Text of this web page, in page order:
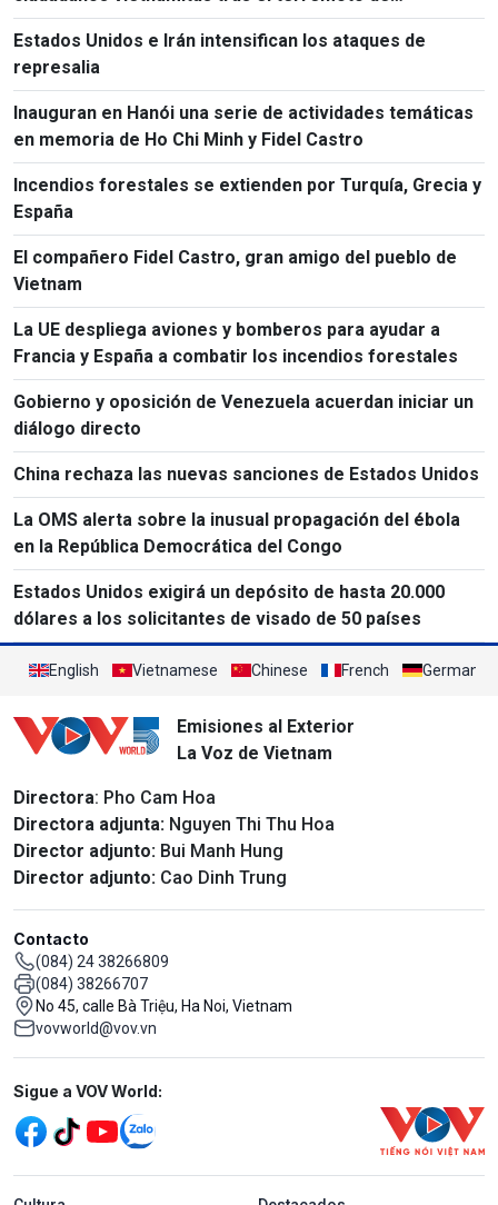
Kumamoto
Estados Unidos e Irán intensifican los ataques de
represalia
Inauguran en Hanói una serie de actividades temáticas
en memoria de Ho Chi Minh y Fidel Castro
Incendios forestales se extienden por Turquía, Grecia y
España
El compañero Fidel Castro, gran amigo del pueblo de
Vietnam
La UE despliega aviones y bomberos para ayudar a
Francia y España a combatir los incendios forestales
Gobierno y oposición de Venezuela acuerdan iniciar un
diálogo directo
China rechaza las nuevas sanciones de Estados Unidos
La OMS alerta sobre la inusual propagación del ébola
en la República Democrática del Congo
Estados Unidos exigirá un depósito de hasta 20.000
dólares a los solicitantes de visado de 50 países
English Vietnamese Chinese French German
Emisiones al Exterior
La Voz de Vietnam
Directora: Pho Cam Hoa
Directora adjunta: Nguyen Thi Thu Hoa
Director adjunto: Bui Manh Hung
Director adjunto: Cao Dinh Trung
Contacto
(084) 24 38266809
(084) 38266707
No 45, calle Bà Triệu, Ha Noi, Vietnam
vovworld@vov.vn
Mạng xã hội
Sigue a VOV World:
menu footer tiếng Tây ban nha